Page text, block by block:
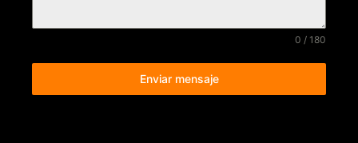
0 / 180
Enviar mensaje